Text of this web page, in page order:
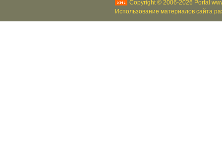
Copyright © 2006-2026 Portal
Использование материалов сайта